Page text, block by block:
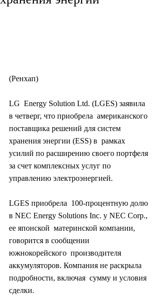
(Ренхап)
LG  Energy Solution Ltd. (LGES) заявила
в четверг, что приобрела  американского
поставщика решений для систем
хранения энергии (ESS) в  рамках
усилий по расширению своего портфеля
за счет комплексных услуг по
управлению электроэнергией.
LGES приобрела  100-процентную долю
в NEC Energy Solutions Inc. у NEC Corp.,
ее японской  материнской компании,
говорится в сообщении
южнокорейского  производителя
аккумуляторов. Компания не раскрыла
подробности, включая  сумму и условия
сделки.